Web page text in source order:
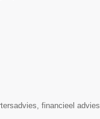
financieel advies